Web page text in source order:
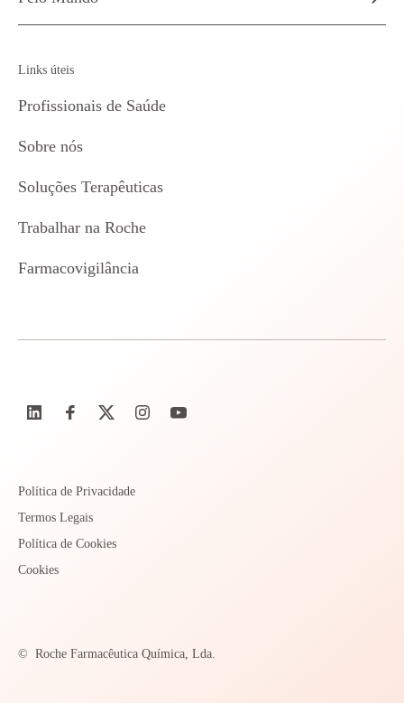
Links úteis
Profissionais de Saúde
Sobre nós
Soluções Terapêuticas
Trabalhar na Roche
Farmacovigilância
Política de Privacidade
Termos Legais
Política de Cookies
Cookies
© Roche Farmacêutica Química, Lda.